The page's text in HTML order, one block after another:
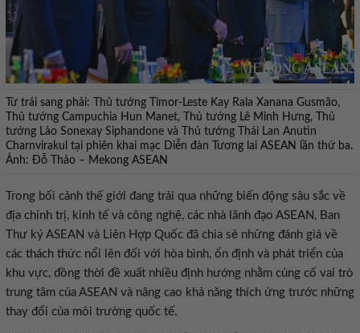
Từ trái sang phải: Thủ tướng Timor-Leste Kay Rala Xanana Gusmão,
Thủ tướng Campuchia Hun Manet, Thủ tướng Lê Minh Hưng, Thủ
tướng Lào Sonexay Siphandone và Thủ tướng Thái Lan Anutin
Charnvirakul tại phiên khai mạc Diễn đàn Tương lai ASEAN lần thứ ba.
Ảnh: Đỗ Thảo – Mekong ASEAN
Trong bối cảnh thế giới đang trải qua những biến động sâu sắc về
địa chính trị, kinh tế và công nghệ, các nhà lãnh đạo ASEAN, Ban
Thư ký ASEAN và Liên Hợp Quốc đã chia sẻ những đánh giá về
các thách thức nổi lên đối với hòa bình, ổn định và phát triển của
khu vực, đồng thời đề xuất nhiều định hướng nhằm củng cố vai trò
trung tâm của ASEAN và nâng cao khả năng thích ứng trước những
thay đổi của môi trường quốc tế.